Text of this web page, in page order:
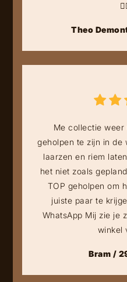
Theo
Me collectie weer
geholpen te zijn in de
laarzen en riem
het niet zoals
TOP geholpen om
juiste paar te
WhatsApp Mij zie je
winkel
Bram /